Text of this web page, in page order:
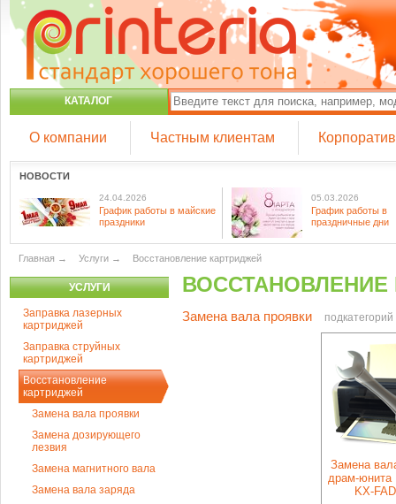
КАТАЛОГ
О компании Частным клиентам
НОВОСТИ
24.04.2026
График работы в майские
праздники
05.03.2026
График работы в
праздничные дни
Главная → Услуги → Восстановление картриджей
УСЛУГИ
Заправка лазерных
картриджей
Заправка струйных
картриджей
Восстановление
картриджей
Замена вала проявки
Замена дозирующего
лезвия
Замена магнитного вала
Замена вала заряда
Замена вала проявки
Замена
драм-юнита
KX-